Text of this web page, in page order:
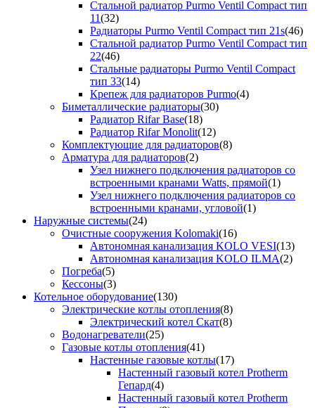
Стальной радиатор Purmo Ventil Compact тип
11(32)
Радиаторы Purmo Ventil Compact тип 21s(46)
Стальной радиатор Purmo Ventil Compact тип
22(46)
Стальные радиаторы Purmo Ventil Compact
тип 33(14)
Крепеж для радиаторов Purmo(4)
Биметаллические радиаторы(30)
Радиатор Rifar Base(18)
Радиатор Rifar Monolit(12)
Комплектующие для радиаторов(8)
Арматура для радиаторов(2)
Узел нижнего подключения радиаторов со
встроенными кранами Watts, прямой(1)
Узел нижнего подключения радиаторов со
встроенными кранами, угловой(1)
Наружные системы(24)
Очистные сооружения Kolomaki(16)
Автономная канализация KOLO VESI(13)
Автономная канализация KOLO ILMA(2)
Погреба(5)
Кессоны(3)
Котельное оборудование(130)
Электрические котлы отопления(8)
Электрический котел Скат(8)
Водонагреватели(25)
Газовые котлы отопления(41)
Настенные газовые котлы(17)
Настенный газовый котел Protherm
Гепард(4)
Настенный газовый котел Protherm